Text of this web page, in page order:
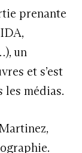
prenante
un
et s’est
médias.